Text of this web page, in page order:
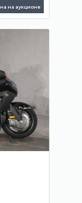
на аукционе